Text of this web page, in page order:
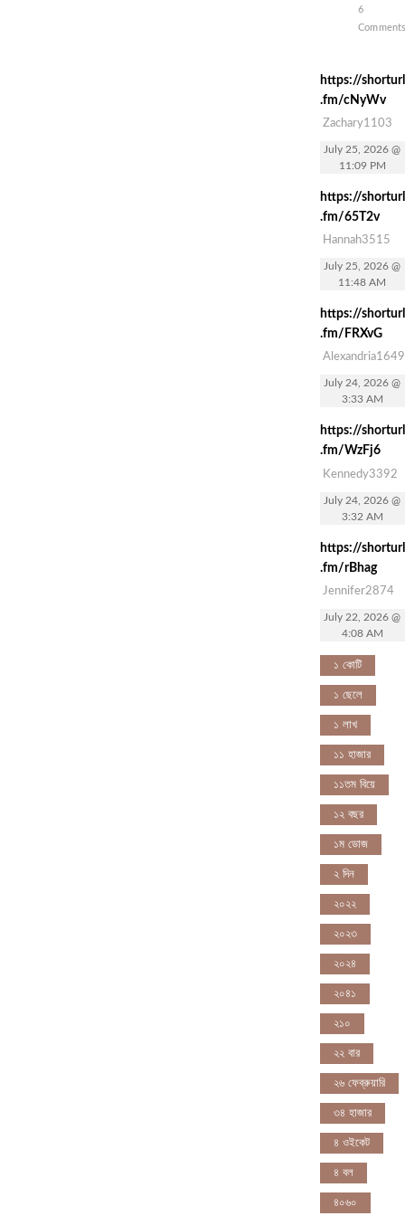
6
https://shorturl
.fm/cNyWv
Zachary1103
July 25, 2026 @
11:09 PM
https://shorturl
.fm/65T2v
Hannah3515
July 25, 2026 @
11:48 AM
https://shorturl
.fm/FRXvG
Alexandria1649
July 24, 2026 @
3:33 AM
https://shorturl
.fm/WzFj6
Kennedy3392
July 24, 2026 @
3:32 AM
https://shorturl
.fm/rBhag
Jennifer2874
July 22, 2026 @
4:08 AM
১ কোটি
১ ছেলে
১ লাখ
১১ হাজার
১১তম বিয়ে
১২ বছর
১ম ডোজ
২ দিন
২০২২
২০২৩
২০২৪
২০৪১
২১০
২২ বার
২৬ ফেব্রুয়ারি
৩৪ হাজার
৪ ওইকেট
৪ বল
৪০৬০